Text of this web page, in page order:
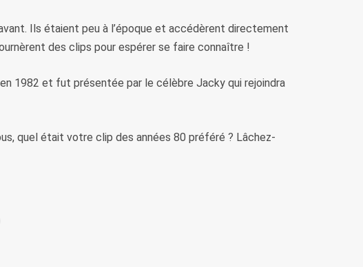
Ils étaient peu à l’époque et accédèrent directement
des clips pour espérer se faire connaître !
1982 et fut présentée par le célèbre Jacky qui rejoindra
quel était votre clip des années 80 préféré ? Lâchez-